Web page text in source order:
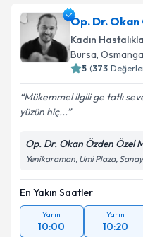
Op. Dr.
Kadın
Bursa,
5 (373
Mükemmel ilgili ge tatlı
yüzün hiç...
Op. Dr. Okan Özden Özel
Yenikaraman, Umi Plaza,
En Yakın Saatler
Yarın
10:00
Yarın
10:20